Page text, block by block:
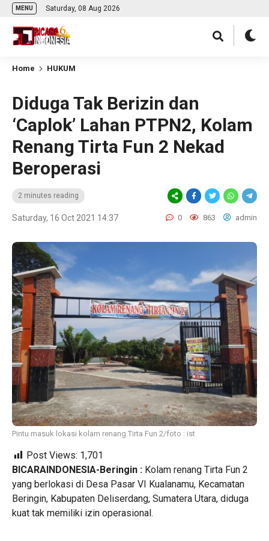
MENU Saturday, 08 Aug 2026
Home HUKUM
Diduga Tak Berizin dan
‘Caplok’ Lahan PTPN2, Kolam
Renang Tirta Fun 2 Nekad
Beroperasi
2 minutes reading
Saturday, 16 Oct 2021 14:37 0 863 admin
Pintu masuk lokasi kolam renang Tirta Fun 2/foto : ist
Post Views: 1,701
BICARAINDONESIA-Beringin : Kolam renang Tirta Fun 2
yang berlokasi di Desa Pasar VI Kualanamu, Kecamatan
Beringin, Kabupaten Deliserdang, Sumatera Utara, diduga
kuat tak memiliki izin operasional.